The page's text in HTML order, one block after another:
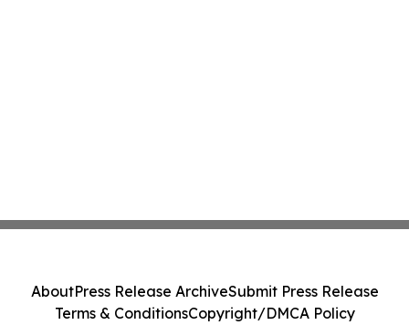
AboutPress Release ArchiveSubmit Press Release
Terms & ConditionsCopyright/DMCA Policy